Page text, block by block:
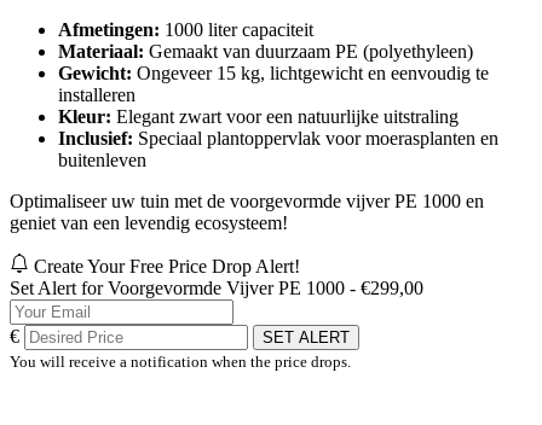
Afmetingen: 1000 liter capaciteit
Materiaal: Gemaakt van duurzaam PE (polyethyleen)
Gewicht: Ongeveer 15 kg, lichtgewicht en eenvoudig te
installeren
Kleur: Elegant zwart voor een natuurlijke uitstraling
Inclusief: Speciaal plantoppervlak voor moerasplanten en
buitenleven
Optimaliseer uw tuin met de voorgevormde vijver PE 1000 en
geniet van een levendig ecosysteem!
Create Your Free Price Drop Alert!
Set Alert for Voorgevormde Vijver PE 1000 - €299,00
€
SET ALERT
You will receive a notification when the price drops.